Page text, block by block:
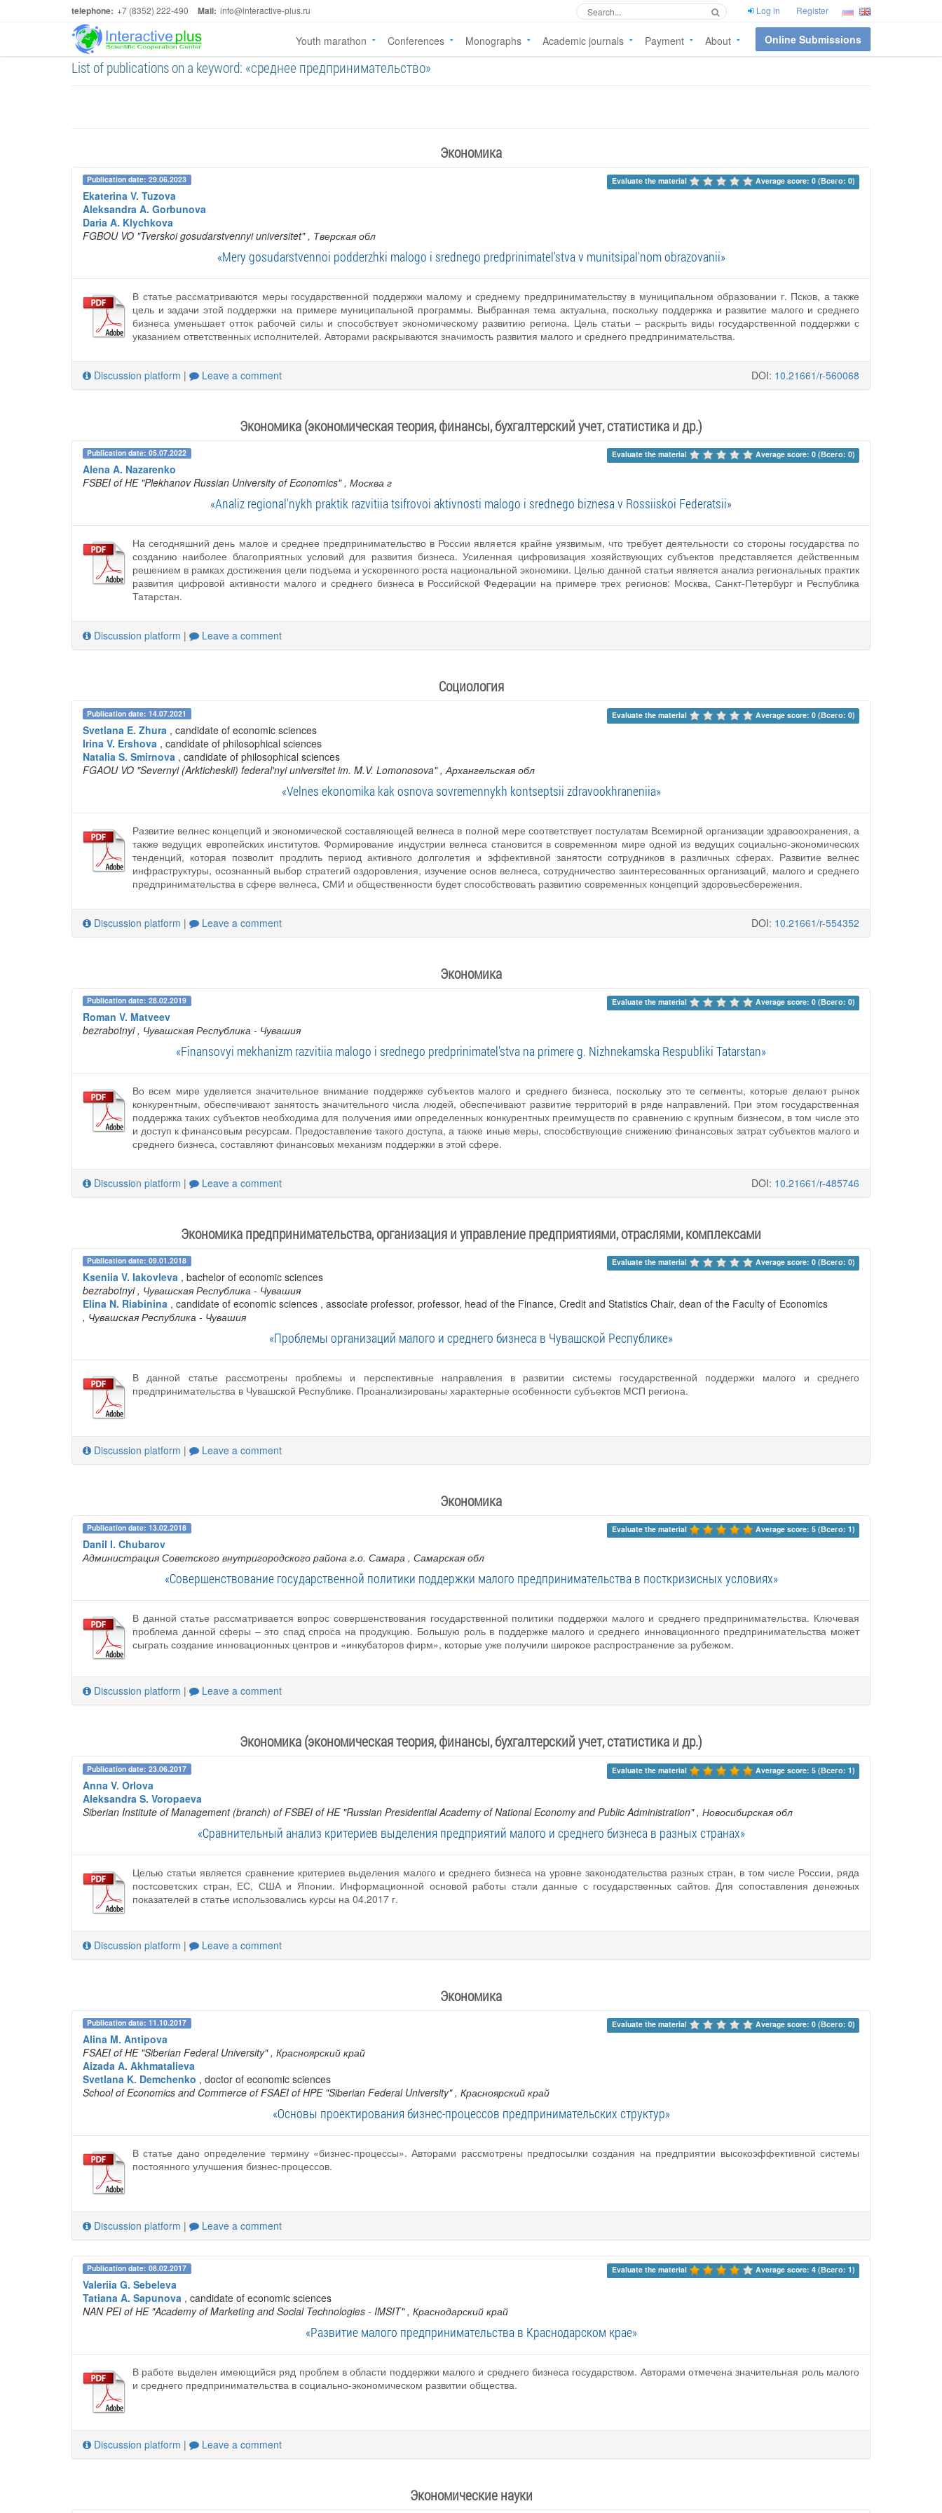
telephone: +7 (8352) 222-490 Mail: info@interactive-plus.ru Log in Register
Youth marathon Conferences Monographs Academic journals Payment About Online Submissions
List of publications on a keyword: «среднее предпринимательство»
Экономика
Publication date: 29.06.2023 Evaluate the material Average score: 0 (Всего: 0)
Ekaterina V. Tuzova
Aleksandra A. Gorbunova
Daria A. Klychkova
FGBOU VO "Tverskoi gosudarstvennyi universitet" , Тверская обл
«Mery gosudarstvennoi podderzhki malogo i srednego predprinimatel'stva v munitsipal'nom obrazovanii»
В статье рассматриваются меры государственной поддержки малому и среднему предпринимательству в муниципальном образовании г. Псков, а также
цель и задачи этой поддержки на примере муниципальной программы. Выбранная тема актуальна, поскольку поддержка и развитие малого и среднего
бизнеса уменьшает отток рабочей силы и способствует экономическому развитию региона. Цель статьи – раскрыть виды государственной поддержки с
указанием ответственных исполнителей. Авторами раскрываются значимость развития малого и среднего предпринимательства.
Discussion platform | Leave a comment DOI: 10.21661/r-560068
Экономика (экономическая теория, финансы, бухгалтерский учет, статистика и др.)
Publication date: 05.07.2022 Evaluate the material Average score: 0 (Всего: 0)
Alena A. Nazarenko
FSBEI of HE "Plekhanov Russian University of Economics" , Москва г
«Analiz regional'nykh praktik razvitiia tsifrovoi aktivnosti malogo i srednego biznesa v Rossiiskoi Federatsii»
На сегодняшний день малое и среднее предпринимательство в России является крайне уязвимым, что требует деятельности со стороны государства по
созданию наиболее благоприятных условий для развития бизнеса. Усиленная цифровизация хозяйствующих субъектов представляется действенным
решением в рамках достижения цели подъема и ускоренного роста национальной экономики. Целью данной статьи является анализ региональных практик
развития цифровой активности малого и среднего бизнеса в Российской Федерации на примере трех регионов: Москва, Санкт-Петербург и Республика
Татарстан.
Discussion platform | Leave a comment
Социология
Publication date: 14.07.2021 Evaluate the material Average score: 0 (Всего: 0)
Svetlana E. Zhura , candidate of economic sciences
Irina V. Ershova , candidate of philosophical sciences
Natalia S. Smirnova , candidate of philosophical sciences
FGAOU VO "Severnyi (Arkticheskii) federal'nyi universitet im. M.V. Lomonosova" , Архангельская обл
«Velnes ekonomika kak osnova sovremennykh kontseptsii zdravookhraneniia»
Развитие велнес концепций и экономической составляющей велнеса в полной мере соответствует постулатам Всемирной организации здравоохранения, а
также ведущих европейских институтов. Формирование индустрии велнеса становится в современном мире одной из ведущих социально-экономических
тенденций, которая позволит продлить период активного долголетия и эффективной занятости сотрудников в различных сферах. Развитие велнес
инфраструктуры, осознанный выбор стратегий оздоровления, изучение основ велнеса, сотрудничество заинтересованных организаций, малого и среднего
предпринимательства в сфере велнеса, СМИ и общественности будет способствовать развитию современных концепций здоровьесбережения.
Discussion platform | Leave a comment DOI: 10.21661/r-554352
Экономика
Publication date: 28.02.2019 Evaluate the material Average score: 0 (Всего: 0)
Roman V. Matveev
bezrabotnyi , Чувашская Республика - Чувашия
«Finansovyi mekhanizm razvitiia malogo i srednego predprinimatel'stva na primere g. Nizhnekamska Respubliki Tatarstan»
Во всем мире уделяется значительное внимание поддержке субъектов малого и среднего бизнеса, поскольку это те сегменты, которые делают рынок
конкурентным, обеспечивают занятость значительного числа людей, обеспечивают развитие территорий в ряде направлений. При этом государственная
поддержка таких субъектов необходима для получения ими определенных конкурентных преимуществ по сравнению с крупным бизнесом, в том числе это
и доступ к финансовым ресурсам. Предоставление такого доступа, а также иные меры, способствующие снижению финансовых затрат субъектов малого и
среднего бизнеса, составляют финансовых механизм поддержки в этой сфере.
Discussion platform | Leave a comment DOI: 10.21661/r-485746
Экономика предпринимательства, организация и управление предприятиями, отраслями, комплексами
Publication date: 09.01.2018 Evaluate the material Average score: 0 (Всего: 0)
Kseniia V. Iakovleva , bachelor of economic sciences
bezrabotnyi , Чувашская Республика - Чувашия
Elina N. Riabinina , candidate of economic sciences , associate professor, professor, head of the Finance, Credit and Statistics Chair, dean of the Faculty of Economics
, Чувашская Республика - Чувашия
«Проблемы организаций малого и среднего бизнеса в Чувашской Республике»
В данной статье рассмотрены проблемы и перспективные направления в развитии системы государственной поддержки малого и среднего
предпринимательства в Чувашской Республике. Проанализированы характерные особенности субъектов МСП региона.
Discussion platform | Leave a comment
Экономика
Publication date: 13.02.2018 Evaluate the material Average score: 5 (Всего: 1)
Danil I. Chubarov
Администрация Советского внутригородского района г.о. Самара , Самарская обл
«Совершенствование государственной политики поддержки малого предпринимательства в посткризисных условиях»
В данной статье рассматривается вопрос совершенствования государственной политики поддержки малого и среднего предпринимательства. Ключевая
проблема данной сферы – это спад спроса на продукцию. Большую роль в поддержке малого и среднего инновационного предпринимательства может
сыграть создание инновационных центров и «инкубаторов фирм», которые уже получили широкое распространение за рубежом.
Discussion platform | Leave a comment
Экономика (экономическая теория, финансы, бухгалтерский учет, статистика и др.)
Publication date: 23.06.2017 Evaluate the material Average score: 5 (Всего: 1)
Anna V. Orlova
Aleksandra S. Voropaeva
Siberian Institute of Management (branch) of FSBEI of HE "Russian Presidential Academy of National Economy and Public Administration" , Новосибирская обл
«Сравнительный анализ критериев выделения предприятий малого и среднего бизнеса в разных странах»
Целью статьи является сравнение критериев выделения малого и среднего бизнеса на уровне законодательства разных стран, в том числе России, ряда
постсоветских стран, ЕС, США и Японии. Информационной основой работы стали данные с государственных сайтов. Для сопоставления денежных
показателей в статье использовались курсы на 04.2017 г.
Discussion platform | Leave a comment
Экономика
Publication date: 11.10.2017 Evaluate the material Average score: 0 (Всего: 0)
Alina M. Antipova
FSAEI of HE "Siberian Federal University" , Красноярский край
Aizada A. Akhmatalieva
Svetlana K. Demchenko , doctor of economic sciences
School of Economics and Commerce of FSAEI of HPE "Siberian Federal University" , Красноярский край
«Основы проектирования бизнес-процессов предпринимательских структур»
В статье дано определение термину «бизнес-процессы». Авторами рассмотрены предпосылки создания на предприятии высокоэффективной системы
постоянного улучшения бизнес-процессов.
Discussion platform | Leave a comment
Publication date: 08.02.2017 Evaluate the material Average score: 4 (Всего: 1)
Valeriia G. Sebeleva
Tatiana A. Sapunova , candidate of economic sciences
NAN PEI of HE "Academy of Marketing and Social Technologies - IMSIT" , Краснодарский край
«Развитие малого предпринимательства в Краснодарском крае»
В работе выделен имеющийся ряд проблем в области поддержки малого и среднего бизнеса государством. Авторами отмечена значительная роль малого
и среднего предпринимательства в социально-экономическом развитии общества.
Discussion platform | Leave a comment
Экономические науки